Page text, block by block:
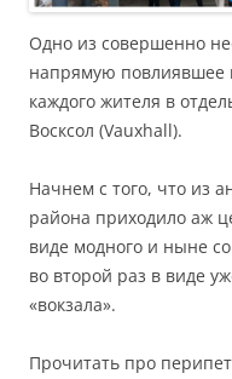
Одно из совершенно
напрямую повлиявшее
каждого жителя в
Восксол (Vauxhall).
Начнем с того, что из
района приходило аж
виде модного и ныне
во второй раз в виде
«вокзала».
Прочитать про